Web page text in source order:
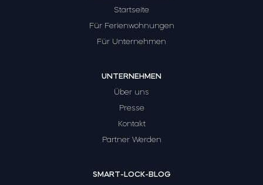
Startseite
Für Ferienwohnungen
Für Unternehmen
UNTERNEHMEN
Über uns
Presse
Kontakt
Partner Werden
SMART-LOCK-BLOG